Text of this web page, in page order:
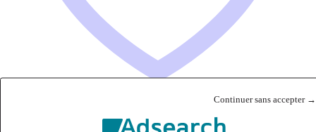
Continuer sans accepter →